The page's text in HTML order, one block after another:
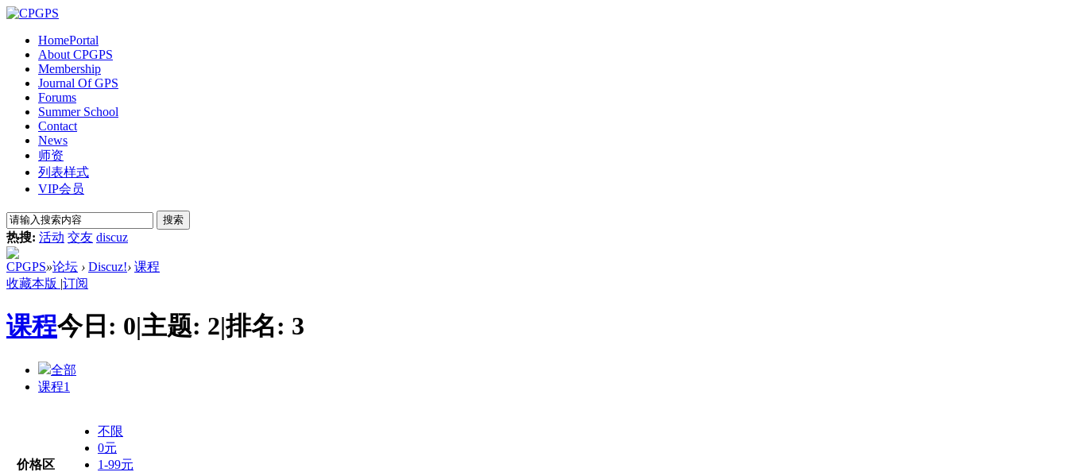
HomePortal
About CPGPS
Membership
Journal Of GPS
Forums
Summer School
Contact
News
师资
列表样式
VIP会员
搜索
热搜: 活动 交友 discuz
CPGPS»论坛 › Discuz!› 课程
收藏本版 |订阅
课程今日: 0|主题: 2|排名: 3
全部
课程1
价格区
不限
0元
1-99元